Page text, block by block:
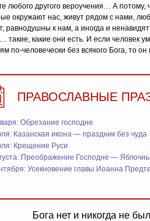
любого другого вероучения… А потому,
окружают нас, живут рядом с нами,
равнодушны к нам, а иногда и
такие, какие они есть. И если человек
по-человечески без всякого Бога, то он
ПРАВОСЛАВНЫЕ
Обрезание господне
Казанская икона — праздник без чуда
Крещение Руси
Преображение Господне —
Усекновение главы Иоанна
Бога нет и никогда не